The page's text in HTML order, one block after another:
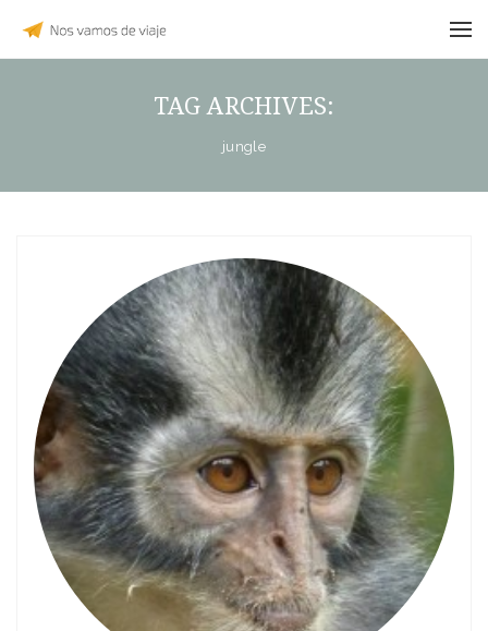
TAG ARCHIVES:
jungle